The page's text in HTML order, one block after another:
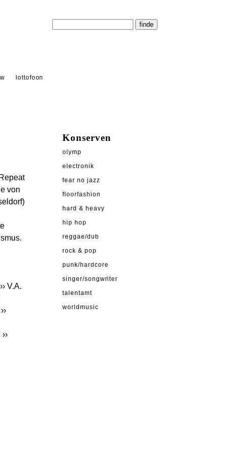
lottofoon
von
›› V.A.
››
››
Konserven
olymp
electronik
fear no jazz
floorfashion
hard & heavy
hip hop
reggae/dub
rock & pop
punk/hardcore
singer/songwriter
talentamt
worldmusic